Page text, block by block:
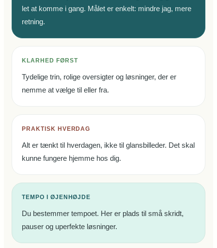
let at komme i gang. Målet er enkelt: mindre jag, mere
retning.
KLARHED FØRST
Tydelige trin, rolige oversigter og løsninger, der er
nemme at vælge til eller fra.
PRAKTISK HVERDAG
Alt er tænkt til hverdagen, ikke til glansbilleder. Det skal
kunne fungere hjemme hos dig.
TEMPO I ØJENHØJDE
Du bestemmer tempoet. Her er plads til små skridt,
pauser og uperfekte løsninger.